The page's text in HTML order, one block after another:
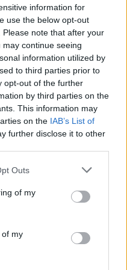
information for
use the below opt-out
note that after your
continue seeing
information utilized by
to third parties prior to
opt-out of the further
by third parties on the
This information may
on the IAB’s List of
further disclose it to other
Outs
of my
of my
mais caro do que há um